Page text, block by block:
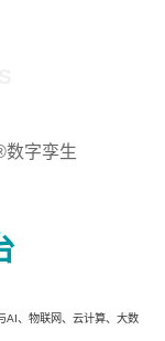
数字孪生
AI、物联网、云计算、大数